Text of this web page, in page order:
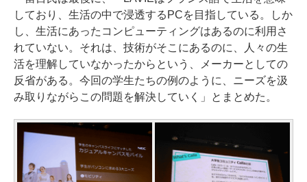
しており、生活の中で浸透するPCを目指している。しか
し、生活にあったコンピューティングはあるのに利用さ
れていない。それは、技術がそこにあるのに、人々の生
活を理解していなかったからという、メーカーとしての
反省がある。今回の学生たちの例のように、ニーズを汲
み取りながらこの問題を解決していく」とまとめた。